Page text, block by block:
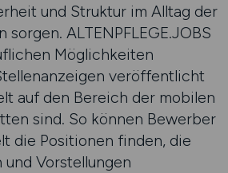
und Struktur im Alltag der
ALTENPFLEGE.JOBS
Möglichkeiten
veröffentlicht
auf den Bereich der mobilen
sind. So können Bewerber
die Positionen finden, die
Vorstellungen